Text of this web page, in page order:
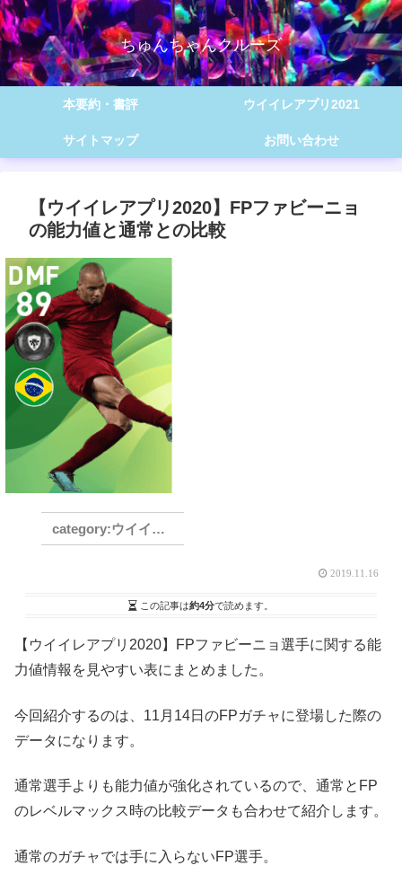
ちゅんちゃんクルーズ
本要約・書評 ウイイレアプリ2021
サイトマップ お問い合わせ
【ウイイレアプリ2020】FPファビーニョ
の能力値と通常との比較
ウイイレアプリ2021
2019.11.16
この記事は約4分で読めます。
【ウイイレアプリ2020】FPファビーニョ選手に関する能
力値情報を見やすい表にまとめました。
今回紹介するのは、11月14日のFPガチャに登場した際の
データになります。
通常選手よりも能力値が強化されているので、通常とFP
のレベルマックス時の比較データも合わせて紹介します。
通常のガチャでは手に入らないFP選手。